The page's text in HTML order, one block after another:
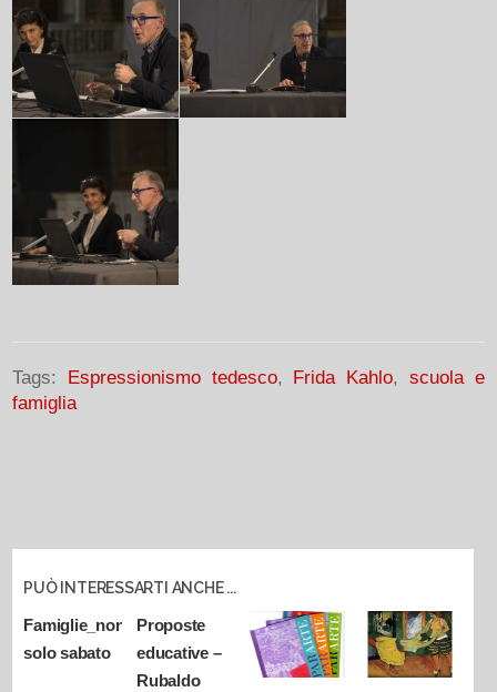
Tags: Espressionismo tedesco, Frida Kahlo,scuola e
famiglia
PUÒ INTERESSARTI ANCHE ...
Famiglie_non
solo sabato
Proposte
educative –
Rubaldo